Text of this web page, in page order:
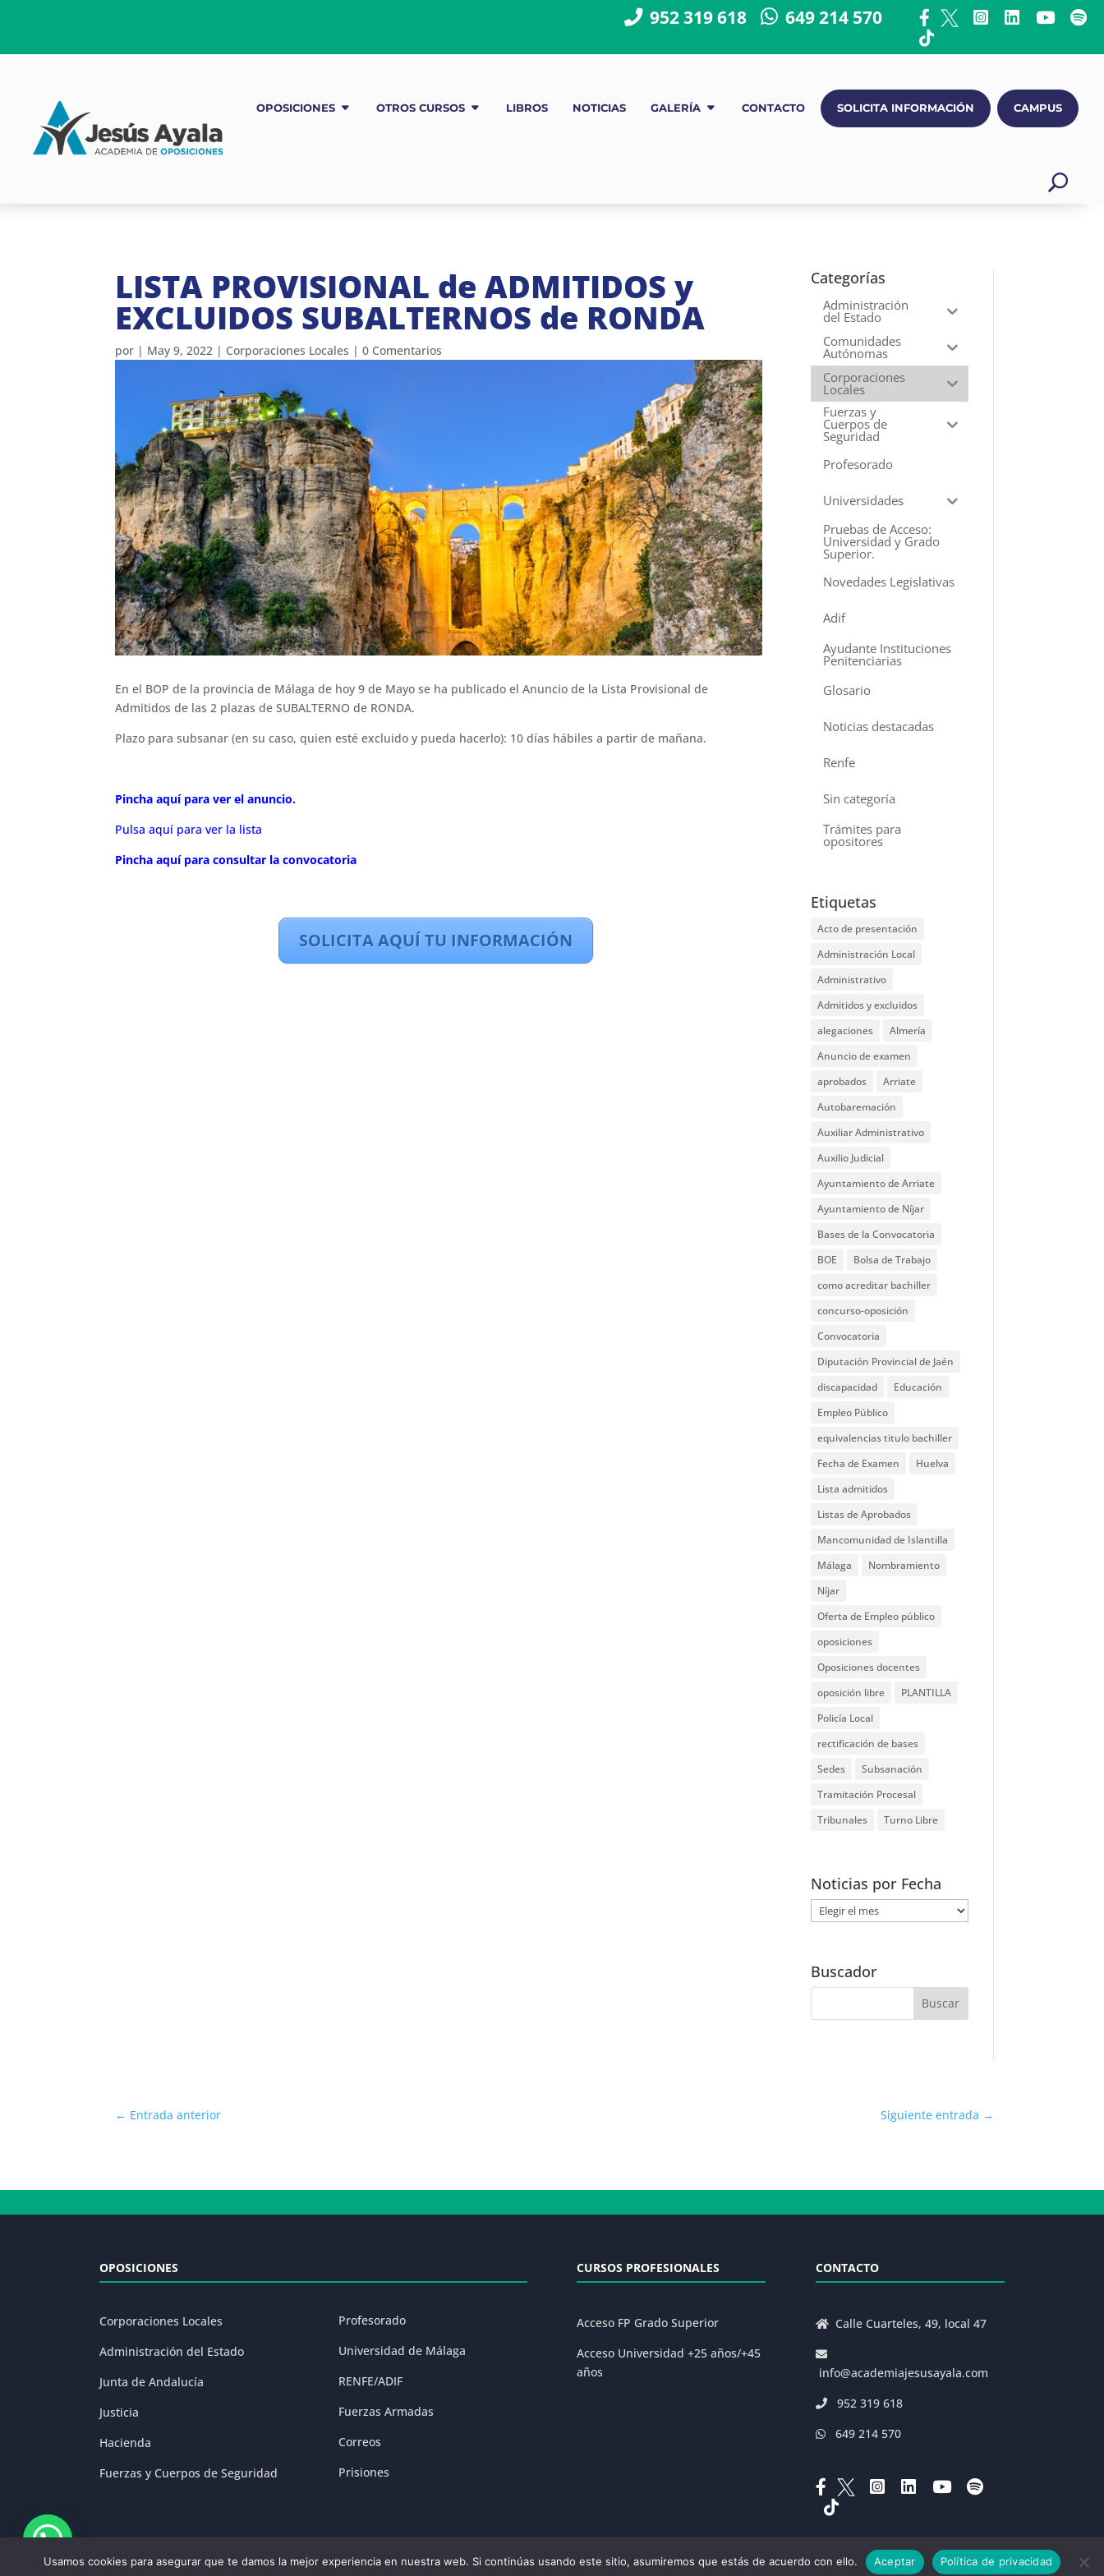
952 319 618 649 214 570
OPOSICIONES OTROS CURSOS LIBROS NOTICIAS GALERÍA CONTACTO SOLICITA INFORMACIÓN CAMPUS
LISTA PROVISIONAL de ADMITIDOS y
EXCLUIDOS SUBALTERNOS de RONDA
por | May 9, 2022 | Corporaciones Locales | 0 Comentarios
En el BOP de la provincia de Málaga de hoy 9 de Mayo se ha publicado el Anuncio de la Lista Provisional de
Admitidos de las 2 plazas de SUBALTERNO de RONDA.
Plazo para subsanar (en su caso, quien esté excluido y pueda hacerlo): 10 días hábiles a partir de mañana.
Pincha aquí para ver el anuncio.
Pulsa aquí para ver la lista
Pincha aquí para consultar la convocatoria
SOLICITA AQUÍ TU INFORMACIÓN
Categorías
Administración
del Estado
Comunidades
Autónomas
Corporaciones
Locales
Fuerzas y
Cuerpos de
Seguridad
Profesorado
Universidades
Pruebas de Acceso:
Universidad y Grado
Superior.
Novedades Legislativas
Adif
Ayudante Instituciones
Penitenciarias
Glosario
Noticias destacadas
Renfe
Sin categoría
Trámites para
opositores
Etiquetas
Acto de presentación
Administración Local
Administrativo
Admitidos y excluidos
alegaciones
Almería
Anuncio de examen
aprobados
Arriate
Autobaremación
Auxiliar Administrativo
Auxilio Judicial
Ayuntamiento de Arriate
Ayuntamiento de Níjar
Bases de la Convocatoria
BOE
Bolsa de Trabajo
como acreditar bachiller
concurso-oposición
Convocatoria
Diputación Provincial de Jaén
discapacidad
Educación
Empleo Público
equivalencias titulo bachiller
Fecha de Examen
Huelva
Lista admitidos
Listas de Aprobados
Mancomunidad de Islantilla
Málaga
Nombramiento
Níjar
Oferta de Empleo público
oposiciones
Oposiciones docentes
oposición libre
PLANTILLA
Policía Local
rectificación de bases
Sedes
Subsanación
Tramitación Procesal
Tribunales
Turno Libre
Noticias por Fecha
Noticias
por
Buscador
← Entrada anterior Siguiente entrada →
OPOSICIONES
Corporaciones Locales
Administración del Estado
Junta de Andalucía
Justicia
Hacienda
Fuerzas y Cuerpos de Seguridad
Profesorado
Universidad de Málaga
RENFE/ADIF
Fuerzas Armadas
Correos
Prisiones
CURSOS PROFESIONALES
Acceso FP Grado Superior
Acceso Universidad +25 años/+45
años
CONTACTO
Calle Cuarteles, 49, local 47
info@academiajesusayala.com
952 319 618
649 214 570
Aviso Legal|Política de Privacidad|Condiciones Generales de la Matrícula|Decreto 625/2019
Usamos cookies para asegurar que te damos la mejor experiencia en nuestra web. Si continúas usando este sitio, asumiremos que estás de acuerdo con ello. Aceptar Política de privacidad